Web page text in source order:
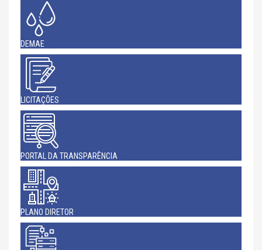
DEMAE
LICITAÇÕES
PORTAL DA TRANSPARÊNCIA
PLANO DIRETOR